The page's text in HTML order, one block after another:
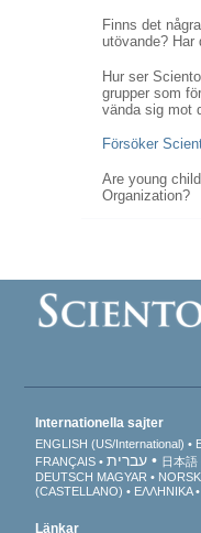
Finns det
utövande? Har
Hur ser
grupper som
vända sig mot
Försöker
Are young
Organization?
Internationella sajter
ENGLISH (US/International)
FRANÇAIS
עברית 日本語
DEUTSCH MAGYAR NORSK
(CASTELLANO)
ΕΛΛΗΝΙΚA
Länkar